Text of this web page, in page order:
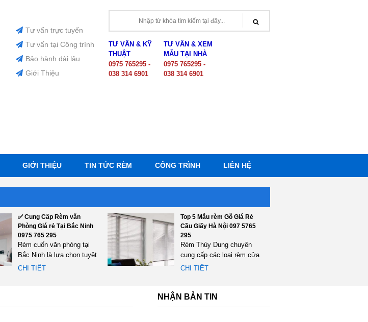
Tư vấn trực tuyến
Tư vấn tại Công trình
Bảo hành dài lâu
Giới Thiệu
TƯ VẤN & KỸ
THUẬT
0975 765295 -
038 314 6901
TƯ VẤN & XEM
MẪU TẠI NHÀ
0975 765295 -
038 314 6901
GIỚI THIỆU TIN TỨC RÈM CÔNG TRÌNH LIÊN HỆ
✅ Cung Cấp Rèm văn
Phòng Giá rẻ Tại Bắc Ninh
0975 765 295
Rèm cuốn văn phòng tại
Bắc Ninh là lựa chọn tuyệt
vời dành cho các doanh...
CHI TIẾT
Top 5 Mẫu rèm Gỗ Giá Rẻ
Cầu Giấy Hà Nội 097 5765
295
Rèm Thùy Dung chuyên
cung cấp các loại rèm cửa
đặc biệt là rèm gỗ một
CHI TIẾT
NHẬN BẢN TIN